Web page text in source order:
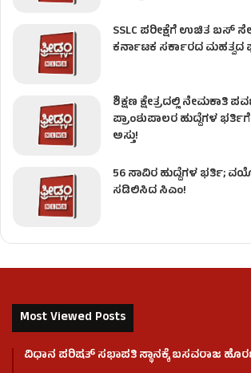
SSLC ಪರೀಕ್ಷೆಗೆ ಉಚಿತ ಬಸ್
ಕರ್ನಾಟಕ ಸರ್ಕಾರದ
ಶಿಕ್ಷಣ ಕ್ಷೇತ್ರದಲ್ಲಿ ನೇಮಕಾತಿ
ಪ್ರಾಂಶುಪಾಲರ ಹುದ್ದೆಗಳ
ಅಸ್ತು!
56 ಸಾವಿರ ಹುದ್ದೆಗಳ ಭರ್ತಿ;
ಸಡಿಲಿಸಿದ ಸಿಎಂ!
Most Viewed Posts
ವಿಧಾನ ಪರಿಷತ್ ಸಭಾಪತಿ ಸ್ಥಾನಕ್ಕೆ ಬಸವರಾಜ